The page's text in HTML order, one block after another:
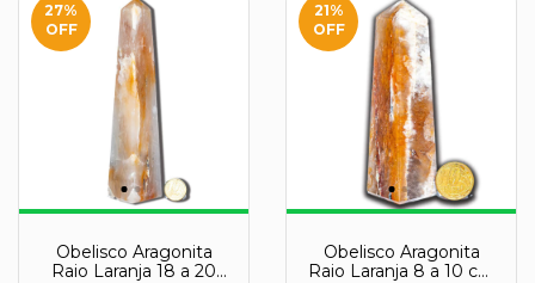
27%
OFF
Obelisco Aragonita
Raio Laranja 18 a 20
21%
OFF
Obelisco Aragonita
Raio Laranja 8 a 10 cm